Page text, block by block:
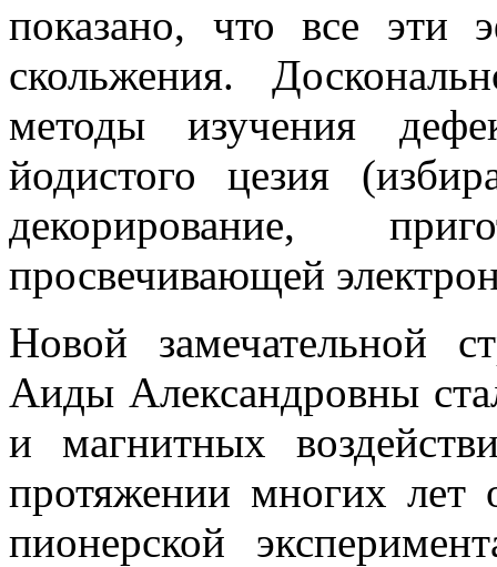
показано, что все эти
скольжения.
методы изучения
йодистого цезия
декорирование,
просвечивающей
Новой замечательной
Аиды Александровны
и магнитных
протяжении многих
пионерской